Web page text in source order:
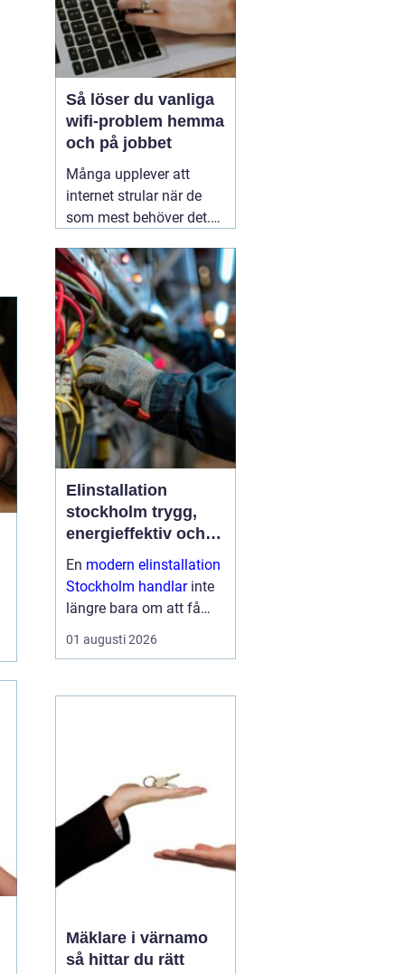
äldre el- eller olje...
Så löser du vanliga
wifi-problem hemma
och på jobbet
Många upplever att
internet strular när de
som mest behöver det.
videos hackar och
uppkopplingen faller
bort utan förvarning.
Ofta handlar det inte om
att internetleverantören
är dålig, utan01 augusti
2026
Elinstallation
stockholm trygg,
energieffektiv och
framtidssäker el i
företagslokaler
En modern elinstallation
Stockholm handlarinte
längre bara om att få
belysning och uttag på
rätt plats. För företag i
elen en central del av
01 augusti 2026
Mäklare i värnamo
så hittar du rätt